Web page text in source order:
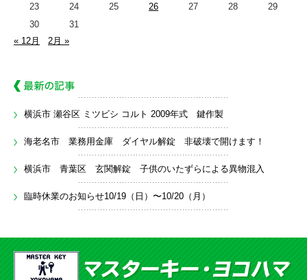
23
24 25 26 27 28
29
30
31
« 12月
2月 »
横浜市 瀬谷区 ミツビシ コルト 2009年式 鍵作製
海老名市 業務用金庫 ダイヤル解錠 非破壊で開けます！
横浜市 青葉区 玄関解錠 子供のいたずらによる異物混入
臨時休業のお知らせ10/19（日）〜10/20（月）